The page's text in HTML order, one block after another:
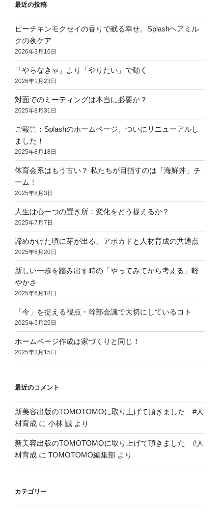
最近の投稿
ピーチキンモクセイの香りで眠る幸せ。Splashヘアミル
クの夜ケア
2026年3月16日
「やらなきゃ」より「やりたい」で動く
2026年1月23日
対面でのミーティングは本当に必要か？
2025年8月31日
ご報告：Splashのホームページ、ついにリニューアルし
ました！
2025年8月18日
体育会系はもう古い？ 私たちが目指すのは「海鮮丼」チ
ーム！
2025年8月3日
人生は心一つの置き所：変化をどう捉えるか？
2025年7月7日
諦めかけた頃に芽が出る、アボカドと人材育成の共通点
2025年6月20日
新しい一歩を踏み出す時の「やってみてから考える」軽
やかさ
2025年6月18日
「今」を捉える視点・幹部会議で大切にしているコト
2025年5月25日
ホームページ作成は家づくりと同じ！
2025年3月15日
最近のコメント
新美容出版のTOMOTOMOに取り上げて頂きました #人
材育成 に 小林 誠 より
新美容出版のTOMOTOMOに取り上げて頂きました #人
材育成 に TOMOTOMO編集部 より
カテゴリー